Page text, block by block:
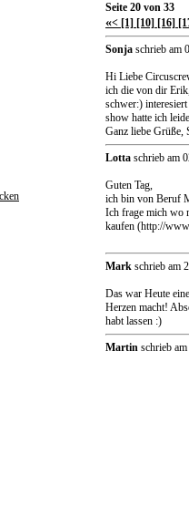
Seite 20 von 33
«< [1] [10] [16]
Sonja schrieb am
Hi Liebe
ich die von dir
schwer:)
show hatte ich
Ganz liebe Grüße,
Lotta schrieb am
Guten Tag,
ich bin von Beruf
Ich frage mich wo
kaufen (http://
Mark schrieb am
Das war Heute
Herzen macht!
habt lassen :)
Martin schrieb
Hallo! Ihr habt